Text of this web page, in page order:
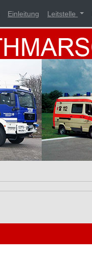
Einleitung Leitstelle